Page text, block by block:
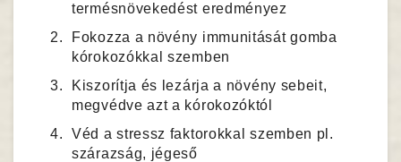
termésnövekedést eredményez
Fokozza a növény immunitását gomba
kórokozókkal szemben
Kiszorítja és lezárja a növény sebeit,
megvédve azt a kórokozóktól
Véd a stressz faktorokkal szemben pl.
szárazság, jégeső